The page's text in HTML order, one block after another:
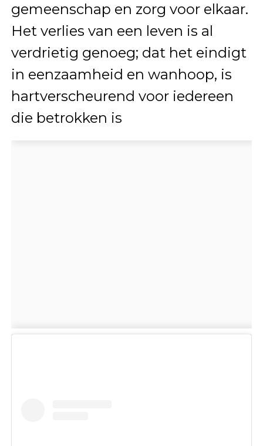
gemeenschap en zorg voor elkaar.
Het verlies van een leven is al
verdrietig genoeg; dat het eindigt
in eenzaamheid en wanhoop, is
hartverscheurend voor iedereen
die betrokken is